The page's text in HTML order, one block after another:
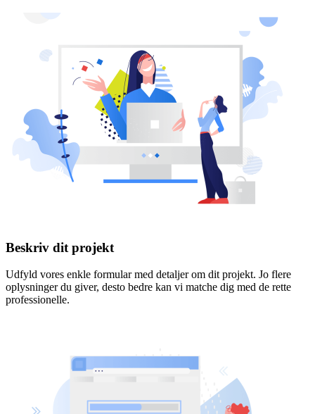
Beskriv dit projekt
Udfyld vores enkle formular med detaljer om dit projekt. Jo flere
oplysninger du giver, desto bedre kan vi matche dig med de rette
professionelle.